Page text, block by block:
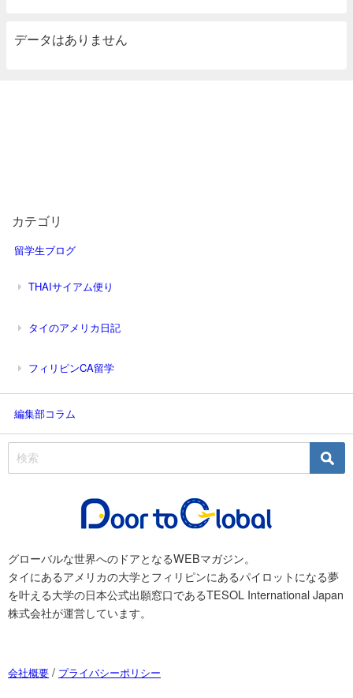
データはありません
カテゴリ
留学生ブログ
THAIサイアム便り
タイのアメリカ日記
フィリピンCA留学
編集部コラム
グローバルな世界へのドアとなるWEBマガジン。
タイにあるアメリカの大学とフィリピンにあるパイロットになる夢
を叶える大学の日本公式出願窓口であるTESOL International Japan
株式会社が運営しています。
会社概要 / プライバシーポリシー